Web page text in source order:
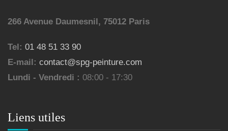
266 Avenue Daumesnil, 75012 Paris
Tel: 01 48 51 33 90
E-mail: contact@spg-peinture.com
Lundi - Vendredi : 08:00 - 17:30
Liens utiles